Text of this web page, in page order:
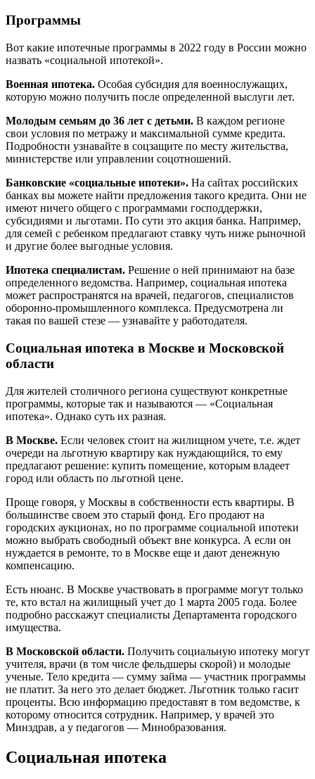
Программы
Вот какие ипотечные программы в 2022 году в России можно
назвать «социальной ипотекой».
Военная ипотека. Особая субсидия для военнослужащих,
которую можно получить после определенной выслуги лет.
Молодым семьям до 36 лет с детьми. В каждом регионе
свои условия по метражу и максимальной сумме кредита.
Подробности узнавайте в соцзащите по месту жительства,
министерстве или управлении соцотношений.
Банковские «социальные ипотеки». На сайтах российских
банках вы можете найти предложения такого кредита. Они не
имеют ничего общего с программами господдержки,
субсидиями и льготами. По сути это акция банка. Например,
для семей с ребенком предлагают ставку чуть ниже рыночной
и другие более выгодные условия.
Ипотека специалистам. Решение о ней принимают на базе
определенного ведомства. Например, социальная ипотека
может распространятся на врачей, педагогов, специалистов
оборонно-промышленного комплекса. Предусмотрена ли
такая по вашей стезе — узнавайте у работодателя.
Социальная ипотека в Москве и Московской
области
Для жителей столичного региона существуют конкретные
программы, которые так и называются — «Социальная
ипотека». Однако суть их разная.
В Москве. Если человек стоит на жилищном учете, т.е. ждет
очереди на льготную квартиру как нуждающийся, то ему
предлагают решение: купить помещение, которым владеет
город или область по льготной цене.
Проще говоря, у Москвы в собственности есть квартиры. В
большинстве своем это старый фонд. Его продают на
городских аукционах, но по программе социальной ипотеки
можно выбрать свободный объект вне конкурса. А если он
нуждается в ремонте, то в Москве еще и дают денежную
компенсацию.
Есть нюанс. В Москве участвовать в программе могут только
те, кто встал на жилищный учет до 1 марта 2005 года. Более
подробно расскажут специалисты Департамента городского
имущества.
В Московской области. Получить социальную ипотеку могут
учителя, врачи (в том числе фельдшеры скорой) и молодые
ученые. Тело кредита — сумму займа — участник программы
не платит. За него это делает бюджет. Льготник только гасит
проценты. Всю информацию предоставят в том ведомстве, к
которому относится сотрудник. Например, у врачей это
Минздрав, а у педагогов — Минобразования.
Социальная ипотека